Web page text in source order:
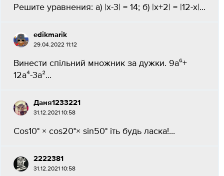
Решите уравнения: а) |х-3| = 14; б) |x+2| = |12-x|...
edikmarik
29.04.2022 11:12
Винести cпiльний множник за дужки. 9a⁶+
12a⁴-3a²...
Даня1233221
31.12.2021 10:58
Cos10° × cos20°× sin50° іть будь ласка!...
2222381
31.12.2021 10:58